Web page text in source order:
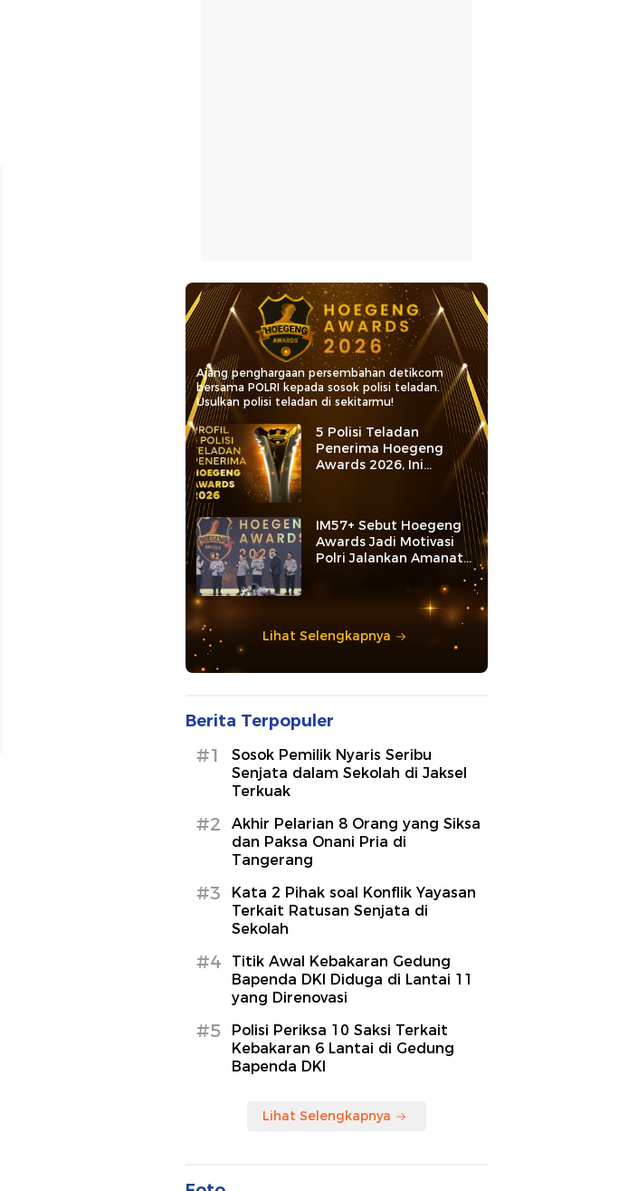
Ajang penghargaan persembahan detikcom
bersama POLRI kepada sosok polisi teladan.
Usulkan polisi teladan di sekitarmu!
5 Polisi Teladan
Penerima Hoegeng
Awards 2026, Ini
Kategori dan Kiprahnya
IM57+ Sebut Hoegeng
Awards Jadi Motivasi
Polri Jalankan Amanat
Lihat Selengkapnya
Berita Terpopuler
#1
Sosok Pemilik Nyaris Seribu
Senjata dalam Sekolah di Jaksel
Terkuak
#2
Akhir Pelarian 8 Orang yang Siksa
dan Paksa Onani Pria di
Tangerang
#3
Kata 2 Pihak soal Konflik Yayasan
Terkait Ratusan Senjata di
Sekolah
#4
Titik Awal Kebakaran Gedung
Bapenda DKI Diduga di Lantai 11
yang Direnovasi
#5
Polisi Periksa 10 Saksi Terkait
Kebakaran 6 Lantai di Gedung
Bapenda DKI
Lihat Selengkapnya